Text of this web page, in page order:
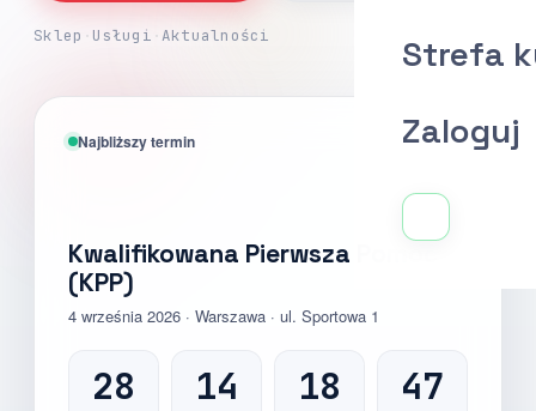
Strefa
Zaloguj
Sklep · Usługi ·Aktualności
Najbliższy termin AQ-MED
Kwalifikowana Pierwsza Pomoc
(KPP)
4 września 2026 · Warszawa · ul. Sportowa 1
28 14 18 45